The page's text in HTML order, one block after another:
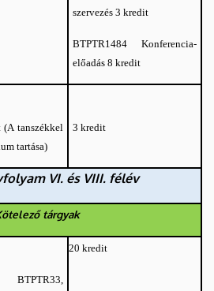
szervezés 3 kredit
BTPTR1484 Konferencia-
előadás 8 kredit
tanszékkel
tartása)
3 kredit
VI. és VIII. félév
tárgyak
20 kredit